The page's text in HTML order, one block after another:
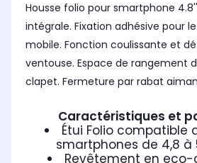
Housse folio pour smartphone
intégrale. Fixation adhésive pour
mobile. Fonction coulissante et
ventouse. Espace de rangement
clapet. Fermeture par rabat
Caractéristiques et
Étui Folio compatible
smartphones de 4,8 à
Revêtement en